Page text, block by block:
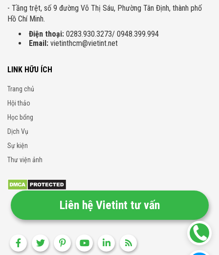
- Tầng trệt, số 9 đường Võ Thị Sáu, Phường Tân Định, thành phố
Hồ Chí Minh.
Điện thoại: 0283.930.3273/ 0948.399.994
Email: vietinthcm@vietint.net
LINK HỮU ÍCH
Trang chủ
Hội thảo
Học bổng
Dịch Vụ
Sự kiện
Thư viện ảnh
Liên hệ Vietint tư vấn